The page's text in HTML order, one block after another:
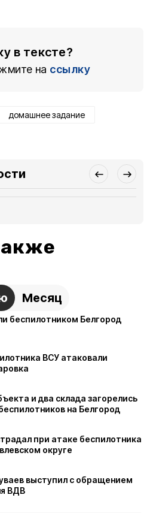
в тексте?
на ссылку
домашнее задание
Месяц
беспилотником Белгород
ВСУ атаковали
и два склада загорелись
на Белгород
при атаке беспилотника
округе
выступил с обращением
ВДВ